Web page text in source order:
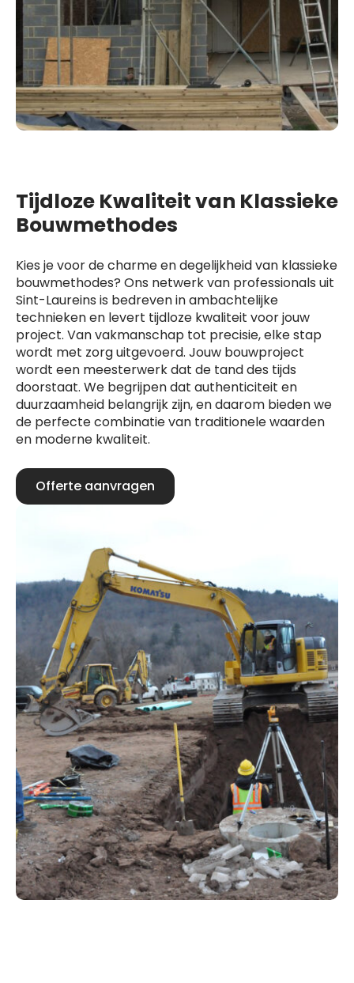
Tijdloze Kwaliteit van Klassieke
Bouwmethodes
Kies je voor de charme en degelijkheid van klassieke
bouwmethodes? Ons netwerk van professionals uit
Sint-Laureins is bedreven in ambachtelijke
technieken en levert tijdloze kwaliteit voor jouw
project. Van vakmanschap tot precisie, elke stap
wordt met zorg uitgevoerd. Jouw bouwproject
wordt een meesterwerk dat de tand des tijds
doorstaat. We begrijpen dat authenticiteit en
duurzaamheid belangrijk zijn, en daarom bieden we
de perfecte combinatie van traditionele waarden
en moderne kwaliteit.
Offerte aanvragen